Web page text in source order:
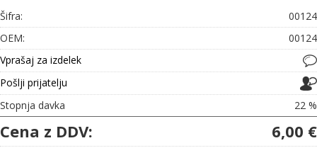
Šifra:
00124
OEM:
00124
Vprašaj za izdelek
Pošlji prijatelju
Stopnja davka
22 %
Cena z DDV: 6,00 €